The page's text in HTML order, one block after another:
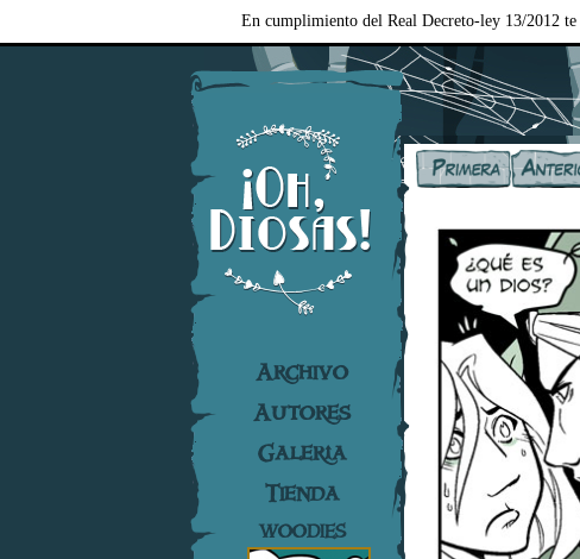
En cumplimiento del Real Decreto-ley 13/2012 te
Archivo
Autores
Galería
Tienda
WOODIES